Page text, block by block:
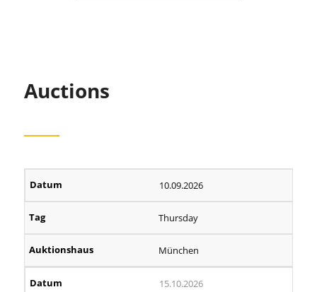
Auctions
10.09.2026
Thursday
München
15.10.2026